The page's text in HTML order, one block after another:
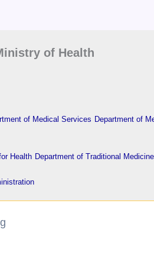
of Health
of Medical Services Department of
Health Department of Traditional Medicine